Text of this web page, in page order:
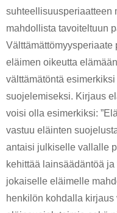
suhteellisuusperiaatteen
mahdollista tavoiteltuun
Välttämättömyysperiaate
eläimen oikeutta
välttämätöntä
suojelemiseksi. Kirjaus
voisi olla esimerkiksi:
vastuu eläinten
antaisi julkiselle vallalle
kehittää lainsäädäntöä
jokaiselle eläimelle
henkilön kohdalla